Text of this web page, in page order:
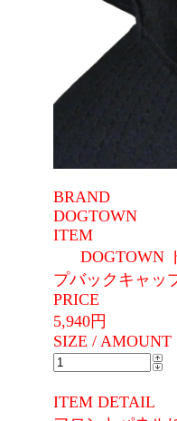
BRAND
DOGTOWN
ITEM
DOGTOWN
プバックキャッ
PRICE
5,940円
SIZE / AMOUNT
ITEM DETAIL